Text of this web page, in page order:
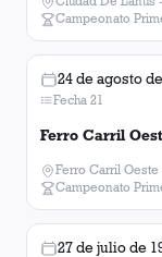
Campeonato
24 de agosto
Fecha 21
Ferro Carril
Ferro Carril Oeste
Campeonato
27 de julio de